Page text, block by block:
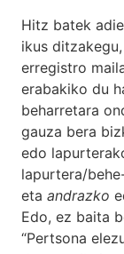
Hitz batek
ikus
erregistro
erabakiko du
beharretara
gauza bera
edo
lapurtera/
eta andrazko
Edo, ez baita
“Pertsona